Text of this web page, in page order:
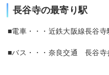
長谷寺の最寄り駅
■電車・・・近鉄大阪線長谷寺
■バス・・・奈良交通 長谷寺